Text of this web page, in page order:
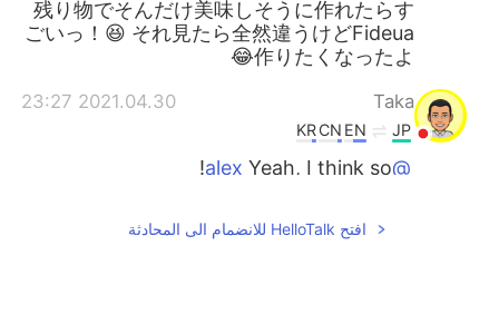
残り物でそんだけ美味しそうに作れたらす
ごいっ！😆 それ見たら全然違うけどFideua
作りたくなったよ😂
Taka
2021.04.30 23:27
JP
EN
CN
KR
@alex
Yeah, I think so!
EN
DE
FR
افتح HelloTalk للانضمام الى المحادثة